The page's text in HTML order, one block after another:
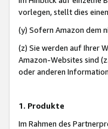
vorlegen, stellt dies
(y) Sofern Amazon dem
(z) Sie werden auf Ihrer
Amazon-Websites sind
oder anderen
1. Produkte
Im Rahmen des